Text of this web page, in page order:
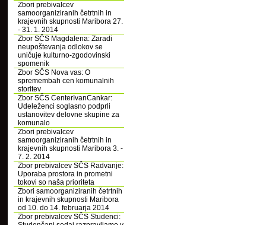
Zbori prebivalcev
samoorganiziranih četrtnih in
krajevnih skupnosti Maribora 27.
- 31. 1. 2014
Zbor SČS Magdalena: Zaradi
neupoštevanja odlokov se
uničuje kulturno-zgodovinski
spomenik
Zbor SČS Nova vas: O
spremembah cen komunalnih
storitev
Zbor SČS CenterIvanCankar:
Udeleženci soglasno podprli
ustanovitev delovne skupine za
komunalo
Zbori prebivalcev
samoorganiziranih četrtnih in
krajevnih skupnosti Maribora 3. -
7. 2. 2014
Zbor prebivalcev SČS Radvanje:
Uporaba prostora in prometni
tokovi so naša prioriteta
Zbori samoorganiziranih četrtnih
in krajevnih skupnosti Maribora
od 10. do 14. februarja 2014
Zbor prebivalcev SČS Studenci: